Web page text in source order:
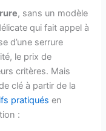
, sans un modèle
qui fait appel à
d’une serrure
le prix de
critères. Mais
clé à partir de la
pratiqués en
: